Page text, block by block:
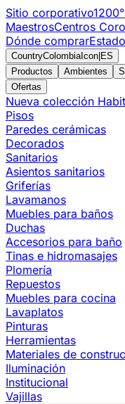
Sitio corporativo
MaestrosCentros
Dónde comprar
CountryColombiaIcon ES
Productos
Ambientes
Ofertas
Nueva colección
Pisos
Paredes cerámicas
Decorados
Sanitarios
Asientos sanitarios
Griferías
Lavamanos
Muebles para baños
Duchas
Accesorios para baño
Tinas e hidromasajes
Plomería
Repuestos
Muebles para cocina
Lavaplatos
Pinturas
Herramientas
Materiales de
Iluminación
Institucional
Vajillas